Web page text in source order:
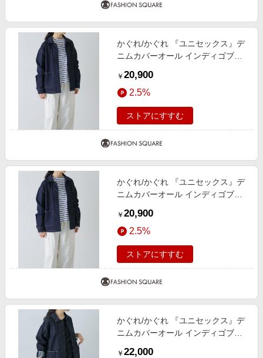
かぐれ/かぐれ 『ユニセックス』デ
ニムカバーオール インディゴブル
￥ 20,900
2.5%
ストアにすすむ
かぐれ/かぐれ 『ユニセックス』デ
ニムカバーオール インディゴブル
￥ 20,900
2.5%
ストアにすすむ
かぐれ/かぐれ 『ユニセックス』デ
ニムカバーオール インディゴブル
￥ 22,000